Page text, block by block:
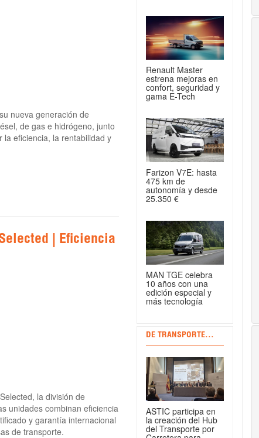
nueva generación de
de gas e hidrógeno, junto
la eficiencia, la rentabilidad y
| Eficiencia
la división de
unidades combinan eficiencia
y garantía internacional
de transporte.
Renault Master
estrena mejoras en
confort, seguridad y
gama E-Tech
Farizon V7E: hasta
475 km de
autonomía y desde
25.350 €
MAN TGE celebra
10 años con una
edición especial y
más tecnología
DE TRANSPORTE...
ASTIC participa en
la creación del Hub
del Transporte por